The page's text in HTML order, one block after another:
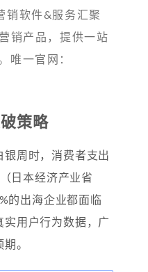
销软件&服务汇聚
销产品，提供一站
唯一官网：
策略
银周时，消费者支出
日本经济产业省
的出海企业都面临
用户行为数据，广
。